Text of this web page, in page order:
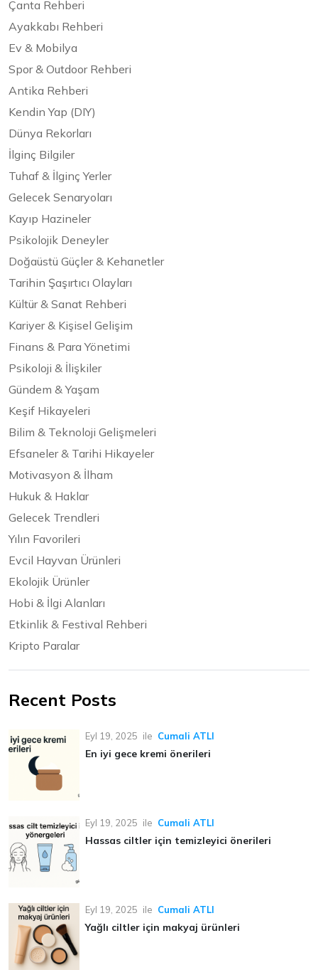
Çanta Rehberi
Ayakkabı Rehberi
Ev & Mobilya
Spor & Outdoor Rehberi
Antika Rehberi
Kendin Yap (DIY)
Dünya Rekorları
İlginç Bilgiler
Tuhaf & İlginç Yerler
Gelecek Senaryoları
Kayıp Hazineler
Psikolojik Deneyler
Doğaüstü Güçler & Kehanetler
Tarihin Şaşırtıcı Olayları
Kültür & Sanat Rehberi
Kariyer & Kişisel Gelişim
Finans & Para Yönetimi
Psikoloji & İlişkiler
Gündem & Yaşam
Keşif Hikayeleri
Bilim & Teknoloji Gelişmeleri
Efsaneler & Tarihi Hikayeler
Motivasyon & İlham
Hukuk & Haklar
Gelecek Trendleri
Yılın Favorileri
Evcil Hayvan Ürünleri
Ekolojik Ürünler
Hobi & İlgi Alanları
Etkinlik & Festival Rehberi
Kripto Paralar
Recent Posts
Eyl 19, 2025 ile Cumali ATLI
En iyi gece kremi önerileri
Eyl 19, 2025 ile Cumali ATLI
Hassas ciltler için temizleyici önerileri
Eyl 19, 2025 ile Cumali ATLI
Yağlı ciltler için makyaj ürünleri